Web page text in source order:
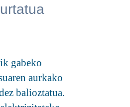
gabeko
aurkako
balioztatua.